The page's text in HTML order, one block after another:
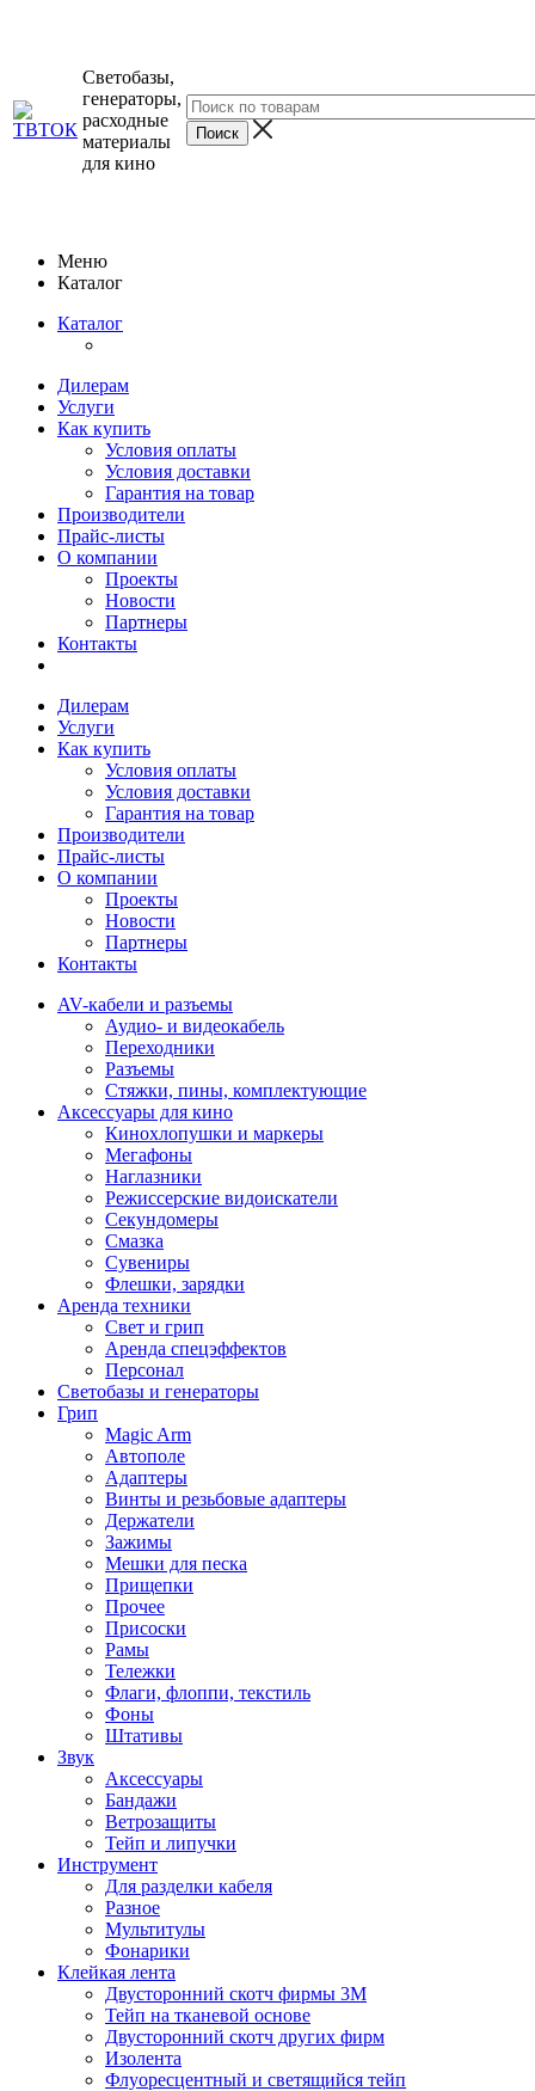
Светобазы,
генераторы,
расходные
материалы
для кино
Меню
Каталог
Каталог
Дилерам
Услуги
Как купить
Условия оплаты
Условия доставки
Гарантия на товар
Производители
Прайс-листы
О компании
Проекты
Новости
Партнеры
Контакты
Дилерам
Услуги
Как купить
Условия оплаты
Условия доставки
Гарантия на товар
Производители
Прайс-листы
О компании
Проекты
Новости
Партнеры
Контакты
AV-кабели и разъемы
Аудио- и видеокабель
Переходники
Разъемы
Стяжки, пины, комплектующие
Аксессуары для кино
Кинохлопушки и маркеры
Мегафоны
Наглазники
Режиссерские видоискатели
Секундомеры
Смазка
Сувениры
Флешки, зарядки
Аренда техники
Свет и грип
Аренда спецэффектов
Персонал
Светобазы и генераторы
Грип
Magic Arm
Автополе
Адаптеры
Винты и резьбовые адаптеры
Держатели
Зажимы
Мешки для песка
Прищепки
Прочее
Присоски
Рамы
Тележки
Флаги, флоппи, текстиль
Фоны
Штативы
Звук
Аксессуары
Бандажи
Ветрозащиты
Тейп и липучки
Инструмент
Для разделки кабеля
Разное
Мультитулы
Фонарики
Клейкая лента
Двусторонний скотч фирмы 3M
Тейп на тканевой основе
Двусторонний скотч других фирм
Изолента
Флуоресцентный и светящийся тейп